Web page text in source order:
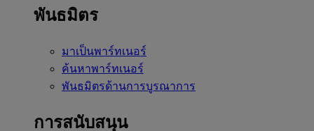
พันธมิตร
มาเป็นพาร์ทเนอร์
ค้นหาพาร์ทเนอร์
พันธมิตรด้านการบูรณาการ
การสนับสนุน